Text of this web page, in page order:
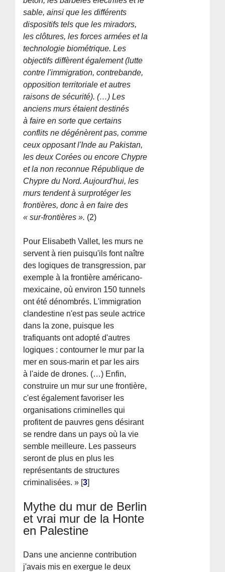
sable, ainsi que les différents
dispositifs tels que les miradors,
les clôtures, les forces armées et la
technologie biométrique. Les
objectifs diffèrent également (lutte
contre l'immigration, contrebande,
opposition territoriale et autres
raisons de sécurité). (…) Les
anciens murs étaient destinés
à faire en sorte que certains
conflits ne dégénèrent pas, comme
ceux opposant l'Inde au Pakistan,
les deux Corées ou encore Chypre
et la non reconnue République de
Chypre du Nord. Aujourd'hui, les
murs tendent à surprotéger les
frontières, donc à en faire des
« sur-frontières ». (2)
Pour Elisabeth Vallet, les murs ne
servent à rien puisqu'ils font naître
des logiques de transgression, par
exemple à la frontière américano-
mexicaine, où environ 150 tunnels
ont été dénombrés. L'immigration
clandestine n'est pas seule actrice
dans la zone, puisque les
trafiquants ont adopté d'autres
logiques : contourner le mur par la
mer en sous-marin et par les airs
à l'aide de drones. (…) Enfin,
construire un mur sur une frontière,
c'est également favoriser les
organisations criminelles qui
profitent de pauvres gens désirant
se rendre dans un pays où la vie
semble meilleure. Les passeurs
seront de plus en plus les
représentants de structures
criminalisées. » [3]
Mythe du mur de Berlin
et vrai mur de la Honte
en Palestine
Dans une ancienne contribution
j'avais mis en exergue le deux